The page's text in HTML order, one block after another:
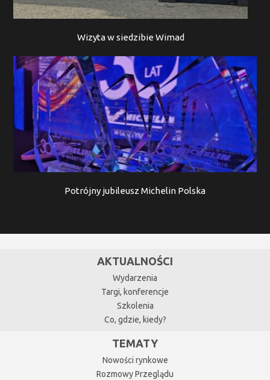
Wizyta w siedzibie Wimad
Potrójny jubileusz Michelin Polska
AKTUALNOŚCI
Wydarzenia
Targi, konferencje
Szkolenia
Co, gdzie, kiedy?
TEMATY
Nowości rynkowe
Rozmowy Przeglądu